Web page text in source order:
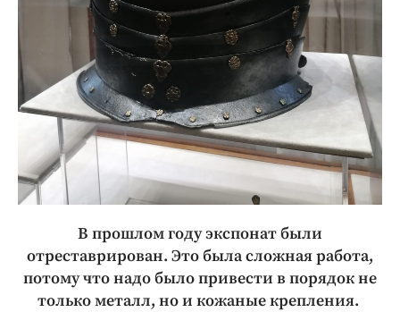
В прошлом году экспонат были
отреставрирован. Это была сложная работа,
потому что надо было привести в порядок не
только металл, но и кожаные крепления.